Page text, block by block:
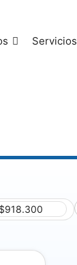
Servicios
$918.300